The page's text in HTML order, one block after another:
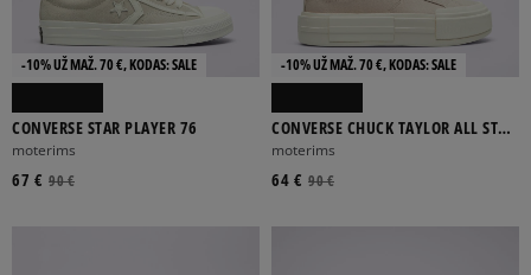
-10% UŽ MAŽ. 70 €, KODAS: SALE
CONVERSE STAR PLAYER 76
moterims
90 €
67 €
-10% UŽ MAŽ. 70 €, KODAS: SALE
CONVERSE CHUCK TAYLOR ALL STAR
CRUISE
moterims
90 €
64 €